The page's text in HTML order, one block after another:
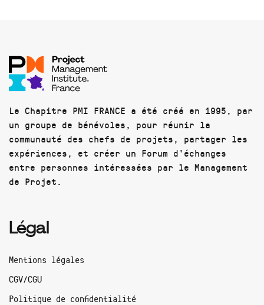
Le Chapitre PMI FRANCE a été créé en 1995, par
un groupe de bénévoles, pour réunir la
communauté des chefs de projets, partager les
expériences, et créer un Forum d'échanges
entre personnes intéressées par le Management
de Projet.
Légal
Mentions légales
CGV/CGU
Politique de confidentialité